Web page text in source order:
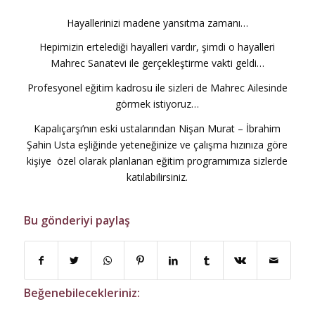
Hayallerinizi madene yansıtma zamanı…
Hepimizin ertelediği hayalleri vardır, şimdi o hayalleri
Mahrec Sanatevi ile gerçekleştirme vakti geldi…
Profesyonel eğitim kadrosu ile sizleri de Mahrec Ailesinde
görmek istiyoruz…
Kapalıçarşı’nın eski ustalarından Nişan Murat – İbrahim
Şahin Usta eşliğinde yeteneğinize ve çalışma hızınıza göre
kişiye özel olarak planlanan eğitim programımıza sizlerde
katılabilirsiniz.
Bu gönderiyi paylaş
Beğenebilecekleriniz: